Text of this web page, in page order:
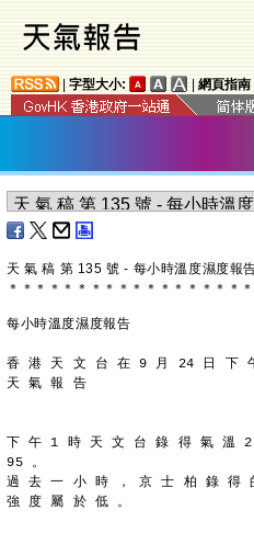
字型大小: 網頁指南
天 氣 稿 第 135 號 - 每小時溫度濕度報
＊ ＊ ＊ ＊ ＊ ＊ ＊ ＊ ＊ ＊ ＊ ＊ ＊ ＊ ＊ ＊ ＊ ＊
每小時溫度濕度報告
香 港 天 文 台 在 9 月 24 日 下
天 氣 報 告
下 午 1 時 天 文 台 錄 得 氣 溫
95 。
過 去 一 小 時 ， 京 士 柏 錄 得
強 度 屬 於 低 。